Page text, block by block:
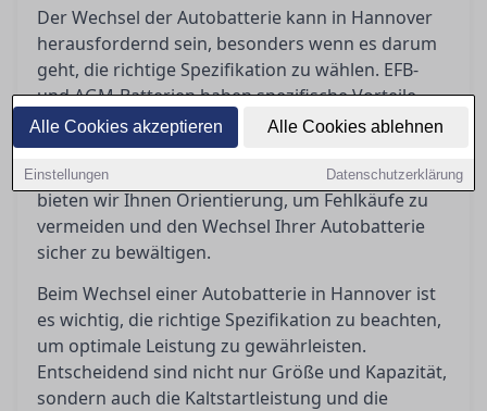
Alle Cookies akzeptieren Alle Cookies ablehnen
Einstellungen Datenschutzerklärung
Der Wechsel der Autobatterie kann in Hannover
herausfordernd sein, besonders wenn es darum
geht, die richtige Spezifikation zu wählen. EFB-
und AGM-Batterien haben spezifische Vorteile
und es ist entscheidend zu wissen, wann man
selbst Hand anlegen kann oder doch eine
Werkstatt aufsuchen sollte. In diesem Artikel
bieten wir Ihnen Orientierung, um Fehlkäufe zu
vermeiden und den Wechsel Ihrer Autobatterie
sicher zu bewältigen.
Beim Wechsel einer Autobatterie in Hannover ist
es wichtig, die richtige Spezifikation zu beachten,
um optimale Leistung zu gewährleisten.
Entscheidend sind nicht nur Größe und Kapazität,
sondern auch die Kaltstartleistung und die